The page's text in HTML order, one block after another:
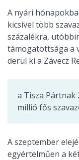
A nyári
kicsivel több
százalékra,
támogatottsága a
derül ki a Závecz
a Tisza Pártnak
millió fős
A szeptember
egyértelműen a